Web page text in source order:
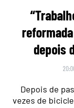
depois
Depois de
vezes de